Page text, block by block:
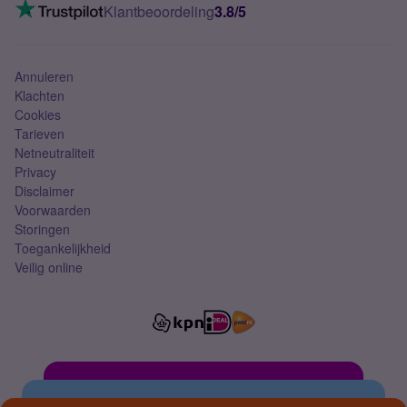
Mobiel abonnement
Klantbeoordeling3.8/5
Annuleren
Klachten
Cookies
Tarieven
Netneutraliteit
Privacy
Disclaimer
Voorwaarden
Storingen
Toegankelijkheid
Veilig online